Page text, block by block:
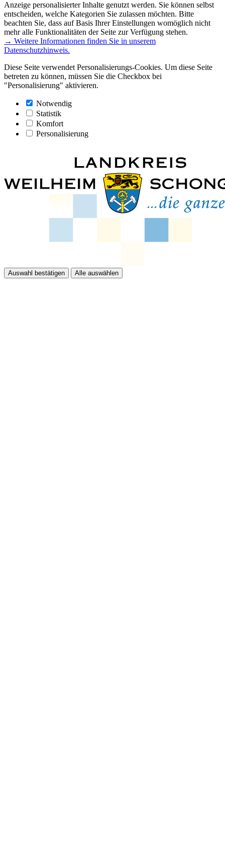
Anzeige personalisierter Inhalte genutzt werden. Sie können selbst
entscheiden, welche Kategorien Sie zulassen möchten. Bitte
beachten Sie, dass auf Basis Ihrer Einstellungen womöglich nicht
mehr alle Funktionalitäten der Seite zur Verfügung stehen.
→ Weitere Informationen finden Sie in unserem
Datenschutzhinweis.
Diese Seite verwendet Personalisierungs-Cookies. Um diese Seite
betreten zu können, müssen Sie die Checkbox bei
"Personalisierung" aktivieren.
Notwendig
Statistik
Komfort
Personalisierung
Auswahl bestätigen Alle auswählen